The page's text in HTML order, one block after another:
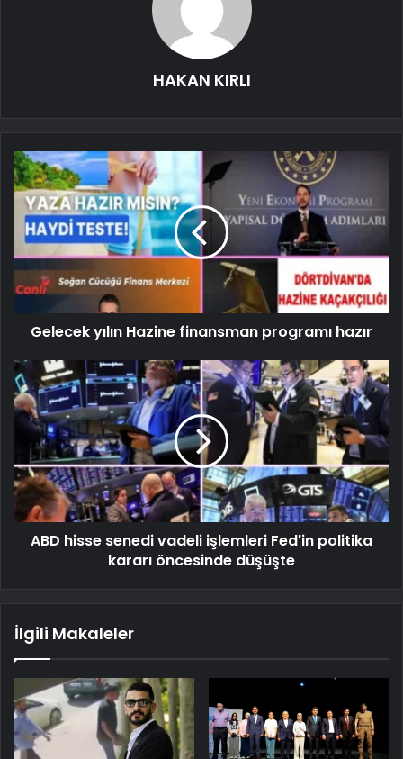
HAKAN KIRLI
Gelecek yılın Hazine finansman programı hazır
ABD hisse senedi vadeli işlemleri Fed'in politika
kararı öncesinde düşüşte
İlgili Makaleler